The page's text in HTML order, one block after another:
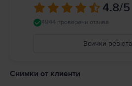
4.8/5
4944 проверени отзива
Всички ревюта
Снимки от клиенти